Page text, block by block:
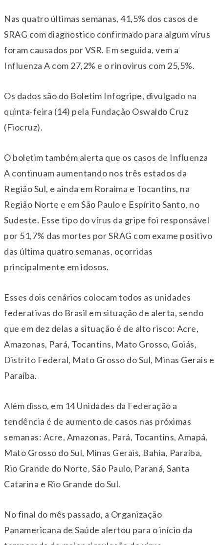
Nas quatro últimas semanas, 41,5% dos casos de
SRAG com diagnostico confirmado para algum vírus
foram causados por VSR. Em seguida, vem a
Influenza A com 27,2% e o rinovirus com 25,5%.
Os dados são do Boletim Infogripe, divulgado na
quinta-feira (14) pela Fundação Oswaldo Cruz
(Fiocruz).
O boletim também alerta que os casos de Influenza
A continuam aumentando nos três estados da
Região Sul, e ainda em Roraima e Tocantins, na
Região Norte e em São Paulo e Espírito Santo, no
Sudeste. Esse tipo do vírus da gripe foi responsável
por 51,7% das mortes por SRAG com exame positivo
das última quatro semanas, ocorridas
principalmente em idosos.
Esses dois cenários colocam todos as unidades
federativas do Brasil em situação de alerta, sendo
que em dez delas a situação é de alto risco: Acre,
Amazonas, Pará, Tocantins, Mato Grosso, Goiás,
Distrito Federal, Mato Grosso do Sul, Minas Gerais e
Paraíba.
Além disso, em 14 Unidades da Federação a
tendência é de aumento de casos nas próximas
semanas: Acre, Amazonas, Pará, Tocantins, Amapá,
Mato Grosso do Sul, Minas Gerais, Bahia, Paraíba,
Rio Grande do Norte, São Paulo, Paraná, Santa
Catarina e Rio Grande do Sul.
No final do mês passado, a Organização
Panamericana de Saúde alertou para o início da